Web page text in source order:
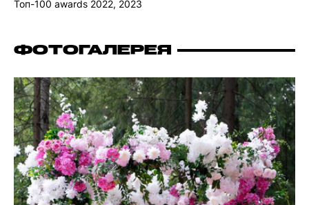
Топ-100 awards 2022, 2023
ФОТОГАЛЕРЕЯ